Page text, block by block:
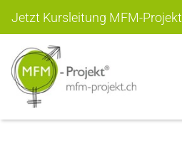
Jetzt Kursleitung MFM-Projekt